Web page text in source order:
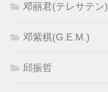
邓丽君(テレサテン)
邓紫棋(G.E.M.)
邱振哲